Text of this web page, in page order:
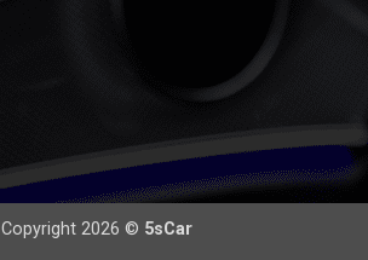
Copyright 2026 © 5sCar